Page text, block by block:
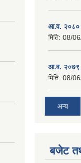
आ.व.
मिति: 08/
आ.व.
मिति: 08/
अन्य
बजेट